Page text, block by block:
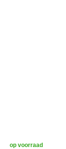
op voorraad